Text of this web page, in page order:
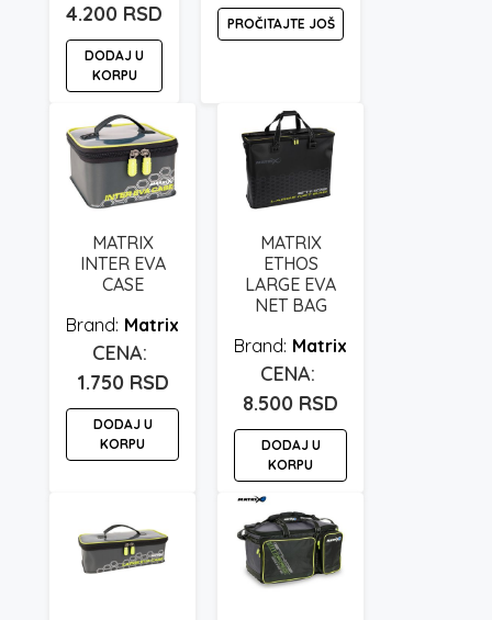
4.200 RSD
DODAJ U
KORPU
PROČITAJTE JOŠ
MATRIX
INTER EVA
CASE
Matrix
1.750 RSD
DODAJ U
KORPU
MATRIX
ETHOS
LARGE EVA
NET BAG
Matrix
8.500 RSD
DODAJ U
KORPU